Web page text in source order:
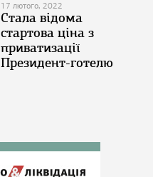
17 лютого, 2022
Стала відома
стартова ціна з
приватизації
Президент-готелю